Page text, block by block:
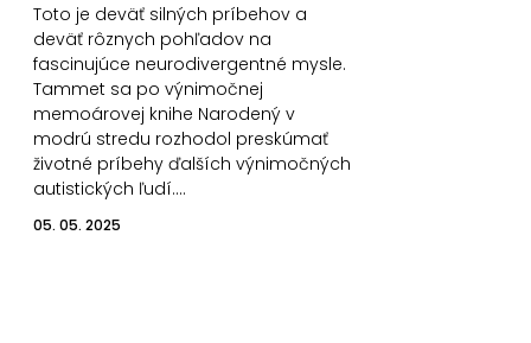
Toto je deväť silných príbehov a
deväť rôznych pohľadov na
fascinujúce neurodivergentné mysle.
Tammet sa po výnimočnej
memoárovej knihe Narodený v
modrú stredu rozhodol preskúmať
životné príbehy ďalších výnimočných
autistických ľudí.…
05. 05. 2025